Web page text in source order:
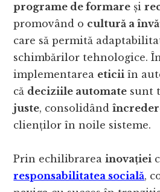
programe de formare și
promovând o cultură a
care să permită
schimbărilor tehnologice.
implementarea eticii în
că deciziile automate sunt
juste, consolidând
clienților în noile sisteme.
Prin echilibrareainovației
responsabilitatea socială,